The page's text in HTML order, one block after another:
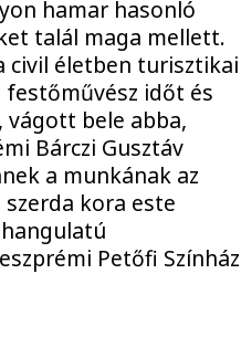
hamar hasonló
talál maga mellett.
civil életben turisztikai
festőművész időt és
vágott bele abba,
Bárczi Gusztáv
a munkának az
kora este
Petőfi Színház